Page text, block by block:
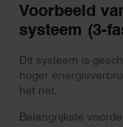
Voorbeeld
systeem (3-
Dit systeem is
hoger
het net.
Belangrijkste